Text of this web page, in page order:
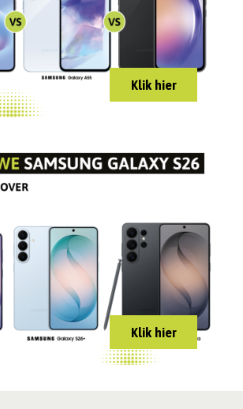
Klik hier
Klik hier